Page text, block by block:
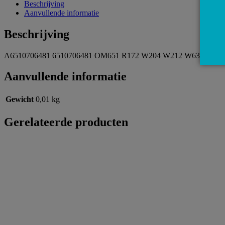
Beschrijving
Aanvullende informatie
Beschrijving
A6510706481 6510706481 OM651 R172 W204 W212 W639
Aanvullende informatie
Gewicht 0,01 kg
Gerelateerde producten